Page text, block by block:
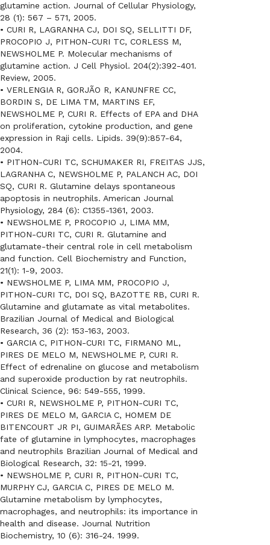
glutamine action. Journal of Cellular Physiology,
28 (1): 567 – 571, 2005.
• CURI R, LAGRANHA CJ, DOI SQ, SELLITTI DF,
PROCOPIO J, PITHON-CURI TC, CORLESS M,
NEWSHOLME P. Molecular mechanisms of
glutamine action. J Cell Physiol. 204(2):392-401.
Review, 2005.
• VERLENGIA R, GORJÃO R, KANUNFRE CC,
BORDIN S, DE LIMA TM, MARTINS EF,
NEWSHOLME P, CURI R. Effects of EPA and DHA
on proliferation, cytokine production, and gene
expression in Raji cells. Lipids. 39(9):857-64,
2004.
• PITHON-CURI TC, SCHUMAKER RI, FREITAS JJS,
LAGRANHA C, NEWSHOLME P, PALANCH AC, DOI
SQ, CURI R. Glutamine delays spontaneous
apoptosis in neutrophils. American Journal
Physiology, 284 (6): C1355-1361, 2003.
• NEWSHOLME P, PROCOPIO J, LIMA MM,
PITHON-CURI TC, CURI R. Glutamine and
glutamate-their central role in cell metabolism
and function. Cell Biochemistry and Function,
21(1): 1-9, 2003.
• NEWSHOLME P, LIMA MM, PROCOPIO J,
PITHON-CURI TC, DOI SQ, BAZOTTE RB, CURI R.
Glutamine and glutamate as vital metabolites.
Brazilian Journal of Medical and Biological
Research, 36 (2): 153-163, 2003.
• GARCIA C, PITHON-CURI TC, FIRMANO ML,
PIRES DE MELO M, NEWSHOLME P, CURI R.
Effect of edrenaline on glucose and metabolism
and superoxide production by rat neutrophils.
Clinical Science, 96: 549-555, 1999.
• CURI R, NEWSHOLME P, PITHON-CURI TC,
PIRES DE MELO M, GARCIA C, HOMEM DE
BITENCOURT JR PI, GUIMARÃES ARP. Metabolic
fate of glutamine in lymphocytes, macrophages
and neutrophils Brazilian Journal of Medical and
Biological Research, 32: 15-21, 1999.
• NEWSHOLME P, CURI R, PITHON-CURI TC,
MURPHY CJ, GARCIA C, PIRES DE MELO M.
Glutamine metabolism by lymphocytes,
macrophages, and neutrophils: its importance in
health and disease. Journal Nutrition
Biochemistry, 10 (6): 316-24. 1999.